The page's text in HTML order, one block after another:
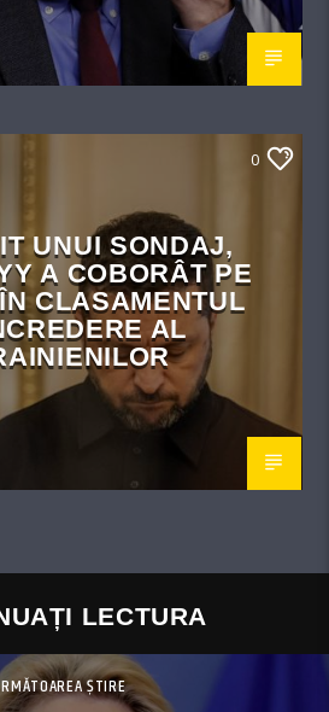
0
UNUI SONDAJ,
A COBORÂT PE
CLASAMENTUL
AL
LECTURA
ȘTIRE